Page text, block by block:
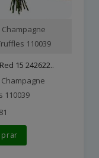
Champagne
110039
15 242622..
110039